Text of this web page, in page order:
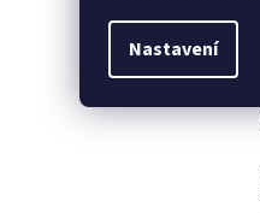
Nastavení